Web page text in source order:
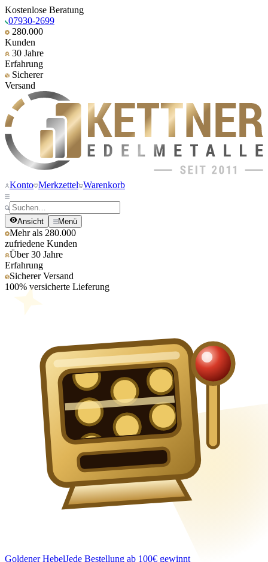
Kostenlose Beratung
07930-2699
280.000
Kunden
30 Jahre
Erfahrung
Sicherer
Versand
Konto Merkzettel Warenkorb
Ansicht Menü
Mehr als 280.000
zufriedene Kunden
Über 30 Jahre
Erfahrung
Sicherer Versand
100% versicherte Lieferung
Goldener HebelJede Bestellung ab 100€ gewinnt